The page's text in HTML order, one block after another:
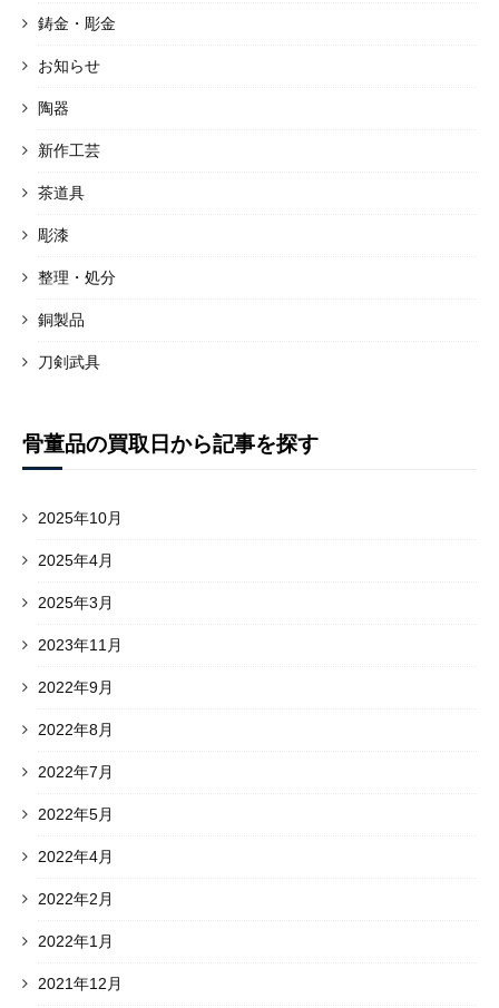
鋳金・彫金
お知らせ
陶器
新作工芸
茶道具
彫漆
整理・処分
銅製品
刀剣武具
骨董品の買取日から記事を探す
2025年10月
2025年4月
2025年3月
2023年11月
2022年9月
2022年8月
2022年7月
2022年5月
2022年4月
2022年2月
2022年1月
2021年12月